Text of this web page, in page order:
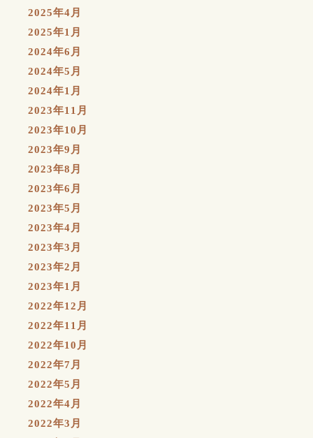
2025年4月
2025年1月
2024年6月
2024年5月
2024年1月
2023年11月
2023年10月
2023年9月
2023年8月
2023年6月
2023年5月
2023年4月
2023年3月
2023年2月
2023年1月
2022年12月
2022年11月
2022年10月
2022年7月
2022年5月
2022年4月
2022年3月